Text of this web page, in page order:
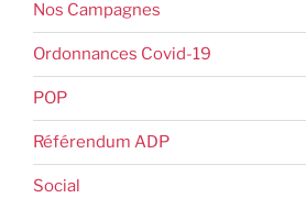
Nos Campagnes
Ordonnances Covid-19
POP
Référendum ADP
Social